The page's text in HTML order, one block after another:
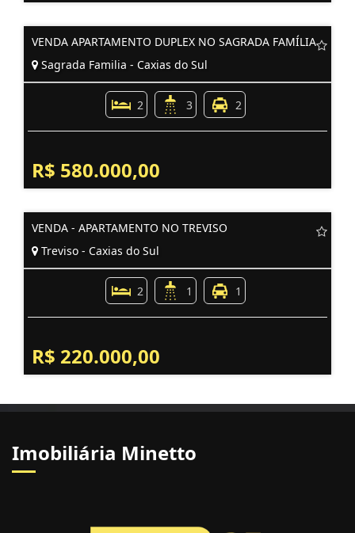
VENDA APARTAMENTO DUPLEX NO SAGRADA FAMÍLIA
Sagrada Familia - Caxias do Sul
2 3 2
R$ 580.000,00
VENDA - APARTAMENTO NO TREVISO
Treviso - Caxias do Sul
2 1 1
R$ 220.000,00
Imobiliária Minetto